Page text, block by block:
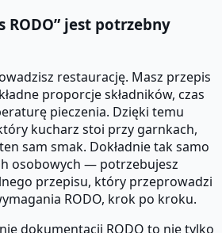
RODO” jest potrzebny
restaurację. Masz przepis
proporcje składników, czas
pieczenia. Dzięki temu
kucharz stoi przy garnkach,
sam smak. Dokładnie tak samo
osobowych — potrzebujesz
przepisu, który przeprowadzi
RODO, krok po kroku.
dokumentacji RODO to nie tylko